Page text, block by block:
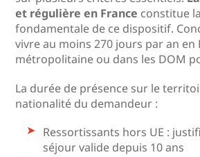
et régulière en France constitue
fondamentale de ce dispositif.
vivre au moins 270 jours par an en
métropolitaine ou dans les DOM
La durée de présence sur le
nationalité du demandeur :
Ressortissants hors UE :
séjour valide depuis 10 ans